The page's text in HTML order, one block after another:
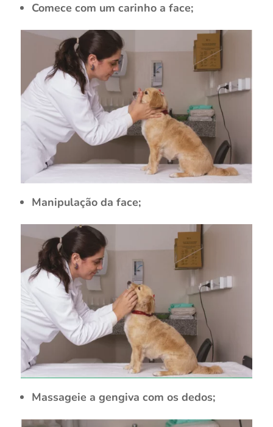
Comece com um carinho a face;
Manipulação da face;
Massageie a gengiva com os dedos;